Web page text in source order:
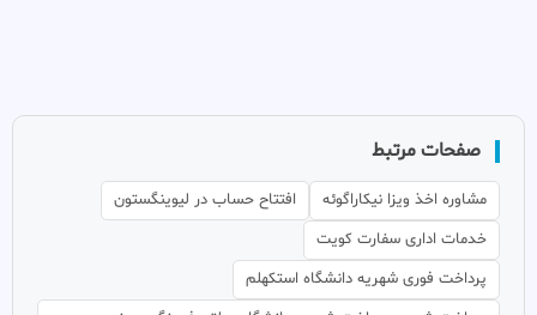
صفحات مرتبط
مشاوره اخذ ویزا نیکاراگوئه
افتتاح حساب در لیوینگستون
خدمات اداری سفارت کویت
پرداخت فوری شهریه دانشگاه استکهلم